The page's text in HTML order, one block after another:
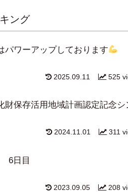
ング
パワーアップしております
525
2025.09.11
財保存活用地域計画認定記念シ
311
2024.11.01
6日目
208
2023.09.05